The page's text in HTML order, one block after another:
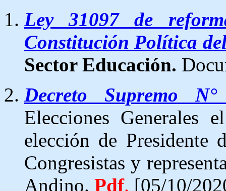
Ley 31097 de
Constitución Política
Sector Educación.
Decreto Supremo N°
Elecciones
elección de Presidente
Congresistas y
Andino. Pdf. [05/10/